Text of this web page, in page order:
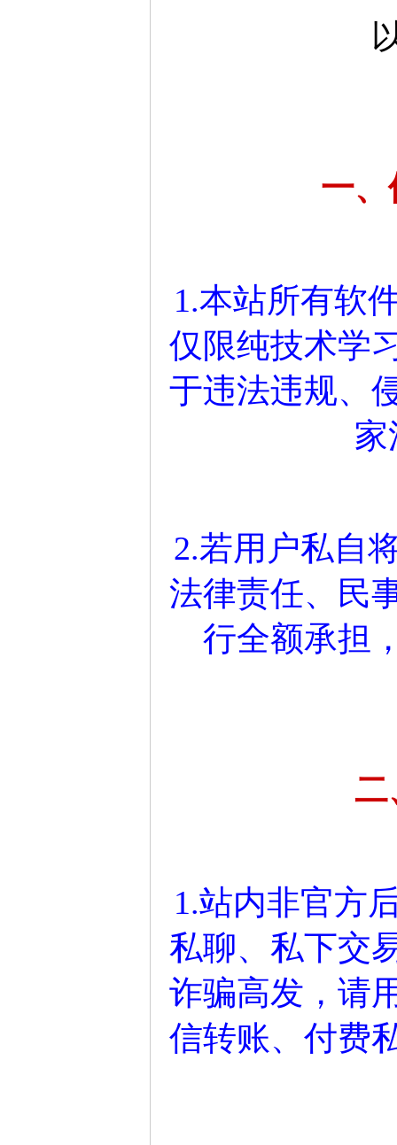
一
1.本站所有软
仅限纯技术学
于违法违规、
2.若用户私自
法律责任、民
行全额承担
二
1.站内非官方
私聊、私下交
诈骗高发，请
信转账、付费